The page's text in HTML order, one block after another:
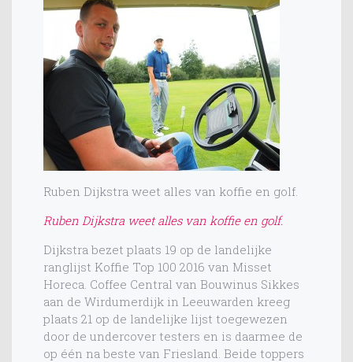
Ruben Dijkstra weet alles van koffie en golf.
Ruben Dijkstra weet alles van koffie en golf.
Dijkstra bezet plaats 19 op de landelijke
ranglijst Koffie Top 100 2016 van Misset
Horeca. Coffee Central van Bouwinus Sikkes
aan de Wirdumerdijk in Leeuwarden kreeg
plaats 21 op de landelijke lijst toegewezen
door de undercover testers en is daarmee de
op één na beste van Friesland. Beide toppers